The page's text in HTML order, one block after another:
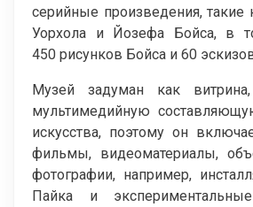
серийные произведения,
Уорхола и Йозефа Бойса, в
450 рисунков Бойса и 60
Музей задуман как
мультимедийную
искусства, поэтому он
фильмы, видеоматериалы,
фотографии, например,
Пайка и